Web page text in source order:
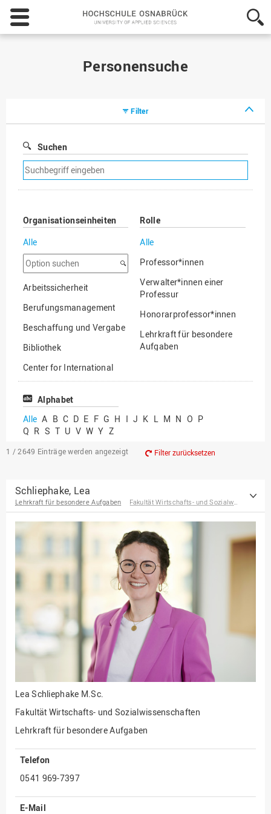
Hochschule
Osnabrück
-
Personensuche
Filter
Suchen
Suchfilter
entfernen
Organisationseinheiten
Alle
Option
suchen
Arbeitssicherheit
Berufungsmanagement
Beschaffung und Vergabe
Bibliothek
Center for International
Mobility
Center for International
Chancengerechtigkeit
eLearning Competence
EU-Büro
Fakultät
Agrarwissenschaften und
Ingenieurwissenschaften
und Informatik
Fakultät Management,
Kultur und Technik
Fakultät Wirtschafts- und
Sozialwissenschaften
Finanzen
Forschung, Kooperation,
Drittmittel
Gebäude und Technik
Gesellschaftliches
Gleichstellungsbüro
Hochschulleitung
Hochschulplanung/-
Rolle
Alle
Professor*innen
Verwalter*innen einer
Professur
Honorarprofessor*innen
Lehrkraft für besondere
Aufgaben
Professor*innen im
Alphabet
Alle A B C D E F G H I J K L M N O P
Q R S T U V W Y Z
1 / 2649 Einträge werden angezeigt Filter zurücksetzen
Schliephake, Lea
Lehrkraft für besondere Aufgaben
Lea Schliephake M.Sc.
Fakultät Wirtschafts- und Sozialwissenschaften
Lehrkraft für besondere Aufgaben
Telefon
0541 969-7397
E-Mail